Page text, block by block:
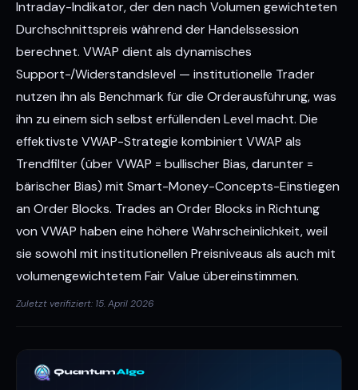
Intraday-Indikator, der den nach Volumen gewichteten
Durchschnittspreis während der Handelssession
berechnet. VWAP dient als dynamisches
Support-/Widerstandslevel — institutionelle Trader
nutzen ihn als Benchmark für die Orderausführung, was
ihn zu einem sich selbst erfüllenden Level macht. Die
effektivste VWAP-Strategie kombiniert VWAP als
Trendfilter (über VWAP = bullischer Bias, darunter =
bärischer Bias) mit Smart-Money-Concepts-Einstiegen
an Order Blocks. Trades an Order Blocks in Richtung
von VWAP haben eine höhere Wahrscheinlichkeit, weil
sie sowohl mit institutionellen Preisniveaus als auch mit
volumengewichtetem Fair Value übereinstimmen.
Zuletzt verifiziert: 15. April 2026